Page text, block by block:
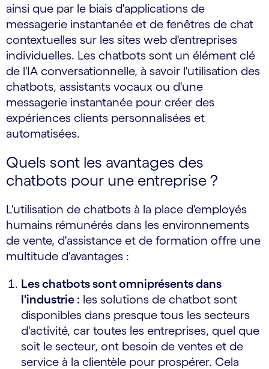
ainsi que par le biais d'applications de
messagerie instantanée et de fenêtres de chat
contextuelles sur les sites web d'entreprises
individuelles. Les chatbots sont un élément clé
de l'IA conversationnelle, à savoir l'utilisation des
chatbots, assistants vocaux ou d'une
messagerie instantanée pour créer des
expériences clients personnalisées et
automatisées.
Quels sont les avantages des
chatbots pour une entreprise ?
L'utilisation de chatbots à la place d'employés
humains rémunérés dans les environnements
de vente, d'assistance et de formation offre une
multitude d'avantages :
Les chatbots sont omniprésents dans
l'industrie : les solutions de chatbot sont
disponibles dans presque tous les secteurs
d'activité, car toutes les entreprises, quel que
soit le secteur, ont besoin de ventes et de
service à la clientèle pour prospérer. Cela